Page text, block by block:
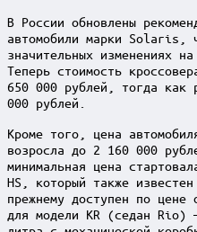
В России обновлены
автомобили марки Solaris,
значительных изменениях
Теперь стоимость
650 000 рублей, тогда как
000 рублей.
Кроме того, цена
возросла до 2 160 000
минимальная цена
HS, который также
прежнему доступен по
для модели KR (седан Rio)